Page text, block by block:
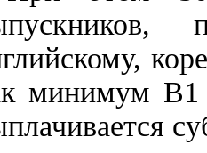
минимум В1